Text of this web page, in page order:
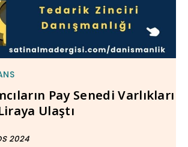
Pay Senedi Varlıkları
Ulaştı
2024